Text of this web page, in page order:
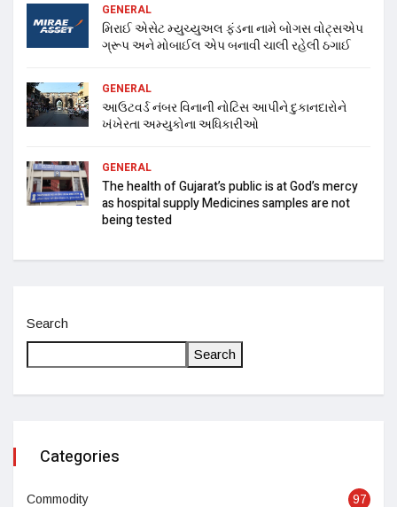
GENERAL
મિરાઈ એસેટ મ્યુચ્યુઅલ ફંડના નામે બોગસ વોટ્સએપ
ગ્રૂપ અને મોબાઈલ એપ બનાવી ચાલી રહેલી ઠગાઈ
GENERAL
આઉટવર્ડ નંબર વિનાની નોટિસ આપીને દુકાનદારોને
ખંખેરતા અમ્યુકોના અધિકારીઓ
GENERAL
The health of Gujarat’s public is at God’s mercy
as hospital supply Medicines samples are not
being tested
Search
Search
Categories
Commodity 97